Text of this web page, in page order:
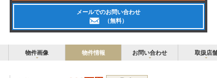
メールでのお問い合わせ
（無料）
物件画像 物件情報 お問い合わせ 取扱店